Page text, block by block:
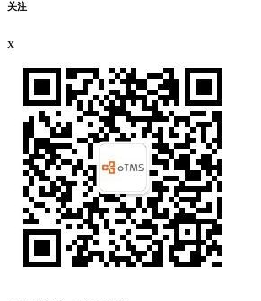
关注
x